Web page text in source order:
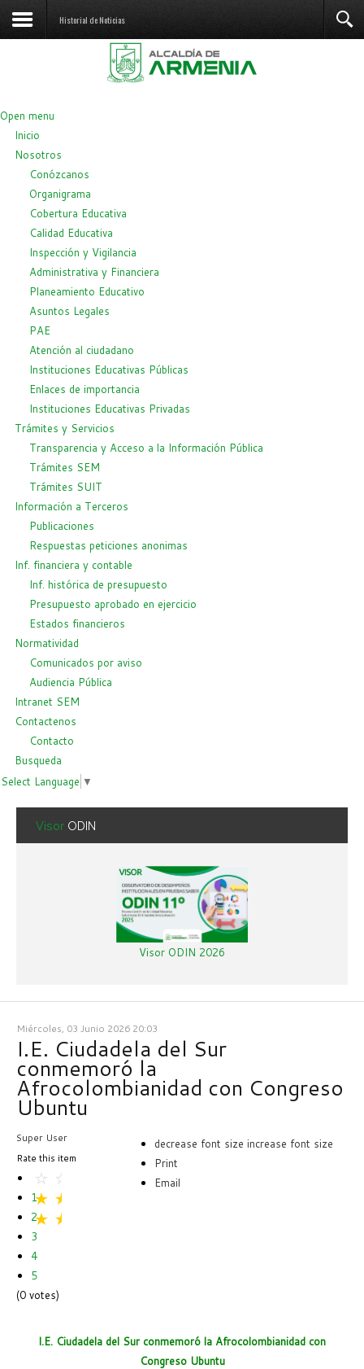
Historial de Noticias
Open menu
Inicio
Nosotros
Conózcanos
Organigrama
Cobertura Educativa
Calidad Educativa
Inspección y Vigilancia
Administrativa y Financiera
Planeamiento Educativo
Asuntos Legales
PAE
Atención al ciudadano
Instituciones Educativas Públicas
Enlaces de importancia
Instituciones Educativas Privadas
Trámites y Servicios
Transparencia y Acceso a la Información Pública
Trámites SEM
Trámites SUIT
Información a Terceros
Publicaciones
Respuestas peticiones anonimas
Inf. financiera y contable
Inf. histórica de presupuesto
Presupuesto aprobado en ejercicio
Estados financieros
Normatividad
Comunicados por aviso
Audiencia Pública
Intranet SEM
Contactenos
Contacto
Busqueda
Select Language ▼
Visor ODIN
Visor ODIN 2026
Miércoles, 03 Junio 2026 20:03
I.E. Ciudadela del Sur
conmemoró la
Afrocolombianidad con Congreso
Ubuntu
Super User decrease font size increase font size
Print
Email
Rate this item
1
2
3
4
5
(0 votes)
I.E. Ciudadela del Sur conmemoró la Afrocolombianidad con
Congreso Ubuntu